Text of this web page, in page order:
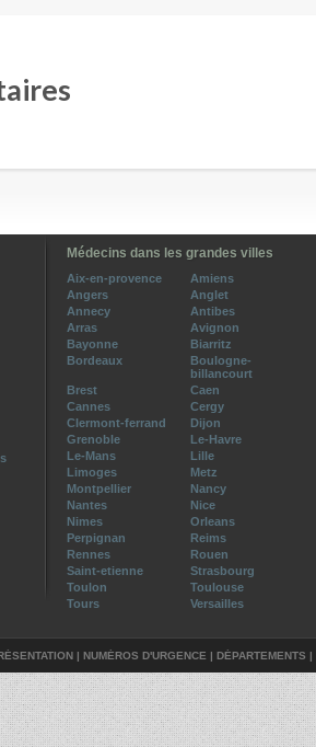
Médecins dans les grandes villes
Aix-en-provence
Amiens
Angers
Anglet
Annecy
Antibes
Arras
Avignon
Bayonne
Biarritz
Bordeaux
Boulogne-
billancourt
Brest
Caen
Cannes
Cergy
Clermont-ferrand
Dijon
Grenoble
Le-Havre
Le-Mans
Lille
Limoges
Metz
Montpellier
Nancy
Nantes
Nice
Nimes
Orleans
Perpignan
Reims
Rennes
Rouen
Saint-etienne
Strasbourg
Toulon
Toulouse
Tours
Versailles
| NUMÉROS D'URGENCE | DÉPARTEMENTS |